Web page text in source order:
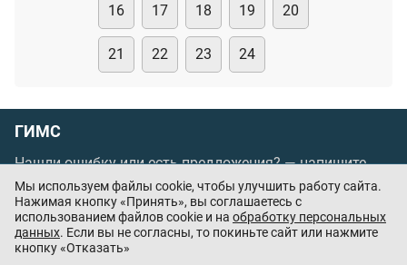
16 17 18 19 20
21 22 23 24
ГИМС
Нашли ошибку или есть предложения? —напишите
нам
Порядок проведения оплаты по банковским
картам/Цены/Оферта
Приложения партнёров:
Мы используем файлы cookie, чтобы улучшить работу сайта.
Нажимая кнопку «Принять», вы соглашаетесь с
использованием файлов cookie и на обработку персональных
данных. Если вы не согласны, то покиньте сайт или нажмите
кнопку «Отказать»